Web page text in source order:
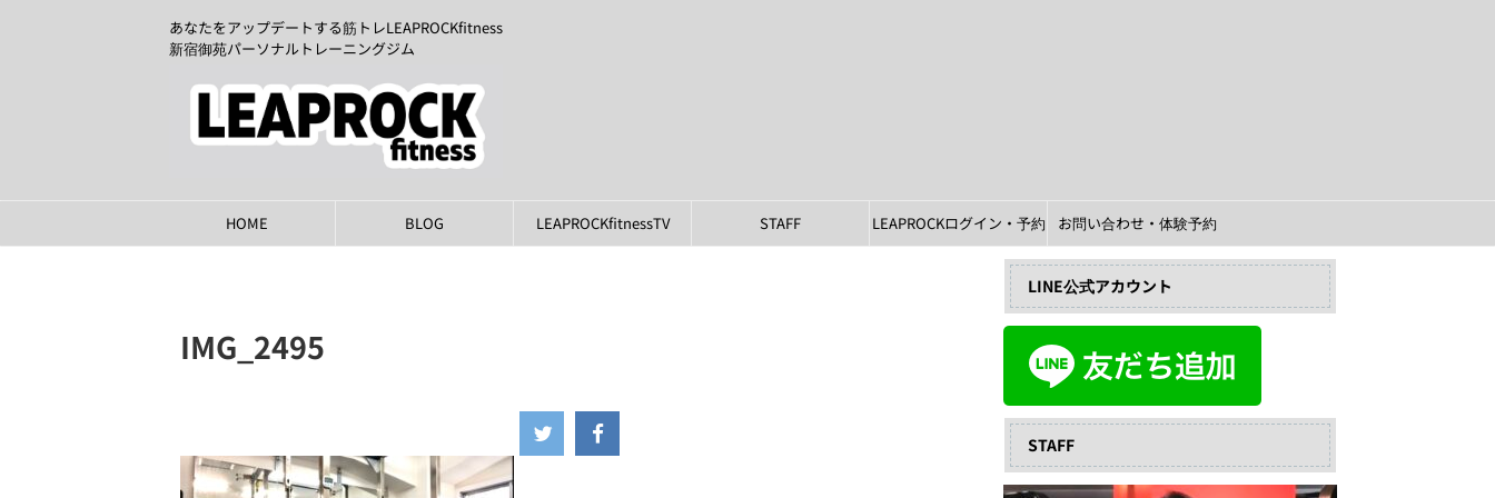
あなたをアップデートする筋トレLEAPROCKfitness
新宿御苑パーソナルトレーニングジム
HOME BLOG LEAPROCKfitnessTV STAFF LEAPROCKログイン・予約 お問い合わせ・体験予約
IMG_2495
LINE公式アカウント
STAFF